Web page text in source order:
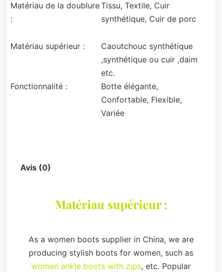
Matériau de la doublure
:
Tissu, Textile, Cuir
synthétique, Cuir de porc
Matériau supérieur :
Caoutchouc synthétique
,synthétique ou cuir ,daim
etc.
Fonctionnalité :
Botte élégante,
Confortable, Flexible,
Variée
Avis (0)
Matériau supérieur :
As a women boots supplier in China, we are
producing stylish boots for women, such as
women ankle boots with zips, etc. Popular